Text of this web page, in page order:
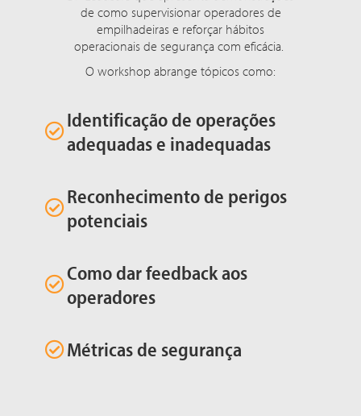
de como supervisionar operadores de
empilhadeiras e reforçar hábitos
operacionais de segurança com eficácia.
O workshop abrange tópicos como:
Identificação de operações
adequadas e inadequadas
Reconhecimento de perigos
potenciais
Como dar feedback aos
operadores
Métricas de segurança